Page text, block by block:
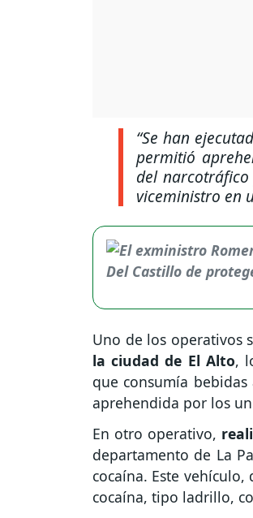
“Se han
permitió
del
viceministro en
Uno de los operativos
la ciudad de El Alto,
que consumía
aprehendida por los
En otro operativo,
departamento de La
cocaína. Este
cocaína, tipo ladrillo,